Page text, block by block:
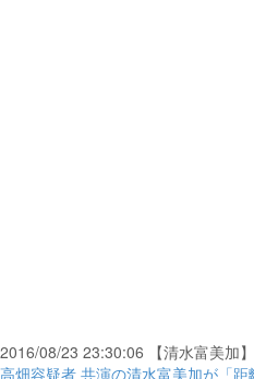
2016/08/23 23:30:06 【清水富美加】
高畑容疑者 共演の清水富美加が「